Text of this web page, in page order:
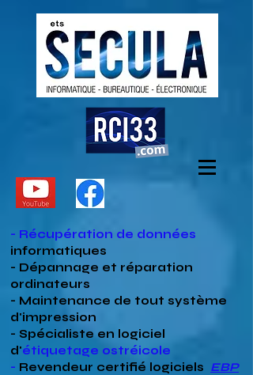
- Récupération de données
informatiques
- Dépannage et réparation
ordinateurs
- Maintenance de tout système
d'impression
- Spécialiste en logiciel
d'étiquetage ostréicole
- Revendeur certifié logiciels EBP